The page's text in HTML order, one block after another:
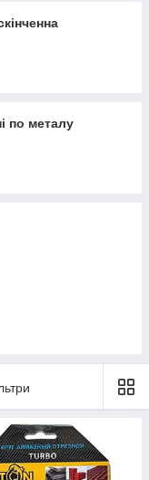
по металу
та кераміці